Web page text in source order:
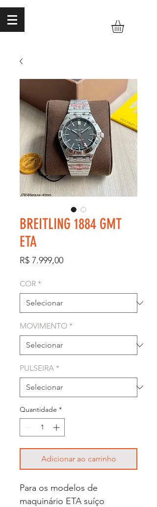
BREITLING 1884 GMT
ETA
R$ 7.999,00Preço
COR *
MOVIMENTO *
PULSEIRA *
Quantidade *
Adicionar ao carrinho
Para os modelos de
maquinário ETA suíço